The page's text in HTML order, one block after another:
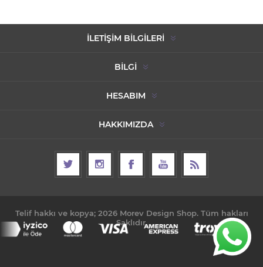
İLETIŞIM BILGILERI
BILGI
HESABIM
HAKKIMIZDA
Telif hakkı ve kopya; 2026 Morev Design Shop. Tüm hakları
Saklıdır.